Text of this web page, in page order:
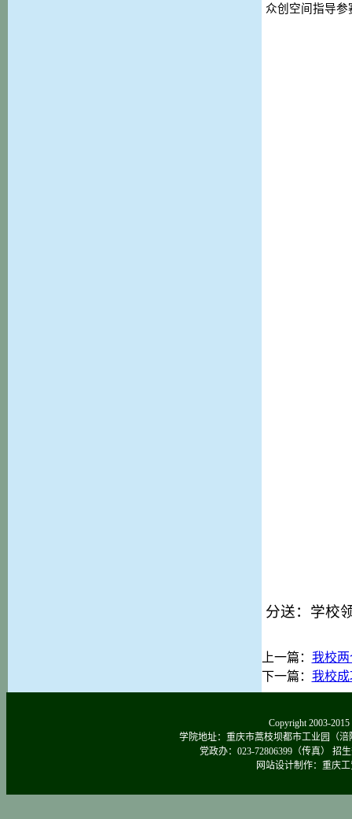
众创空间指导参
分送：学校
上一篇： 我校
下一篇： 我校
Copyright 2003-
学院地址：重庆市蒿枝坝都市工业园（涪
党政办：023-72806399（传真） 招
网站设计制作：重庆